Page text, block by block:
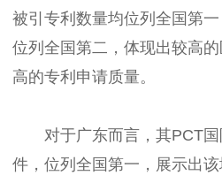
被引专利数量均位列全国第
位列全国第二，体现出较高
高的专利申请质量。
对于广东而言，其PCT国
件，位列全国第一，展示出